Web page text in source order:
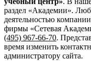
раздел «Академии».
деятельностью
фирмы «Сетевая
(495) 967-66-70.
время изменить
администратору сайта.